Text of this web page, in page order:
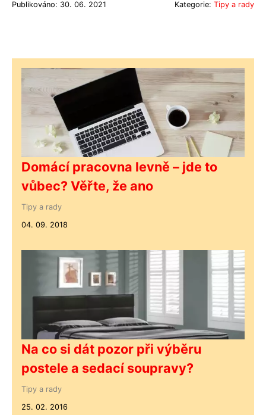
Publikováno: 30. 06. 2021 Kategorie: Tipy a rady
Domácí pracovna levně – jde to
vůbec? Věřte, že ano
Tipy a rady
04. 09. 2018
Na co si dát pozor při výběru
postele a sedací soupravy?
Tipy a rady
25. 02. 2016